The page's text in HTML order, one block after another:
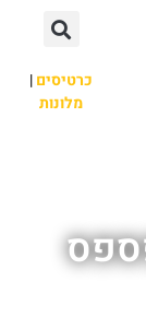
כרטיסים|
מלונות